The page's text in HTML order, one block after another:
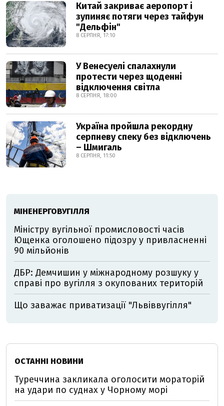
Китай закриває аеропорт і
зупиняє потяги через тайфун
"Дельфін"
8 СЕРПНЯ, 17:10
У Венесуелі спалахнули
протести через щоденні
відключення світла
8 СЕРПНЯ, 18:00
Україна пройшла рекордну
серпневу спеку без відключень
– Шмигаль
8 СЕРПНЯ, 11:50
МІНЕНЕРГОВУГІЛЛЯ
Міністру вугільної промисловості часів
Ющенка оголошено підозру у привласненні
90 мільйонів
ДБР: Демчишин у міжнародному розшуку у
справі про вугілля з окупованих територій
Що заважає приватизації "Львіввугілля"
ОСТАННІ НОВИНИ
Туреччина закликала оголосити мораторій
на удари по суднах у Чорному морі